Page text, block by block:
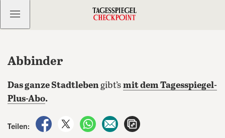
Kostenlos anmelden
Abbinder
Das ganze Stadtlebengibt’s mit dem Tagesspiegel-
Plus-Abo.
Teilen:
auf Facebook teilen
auf X teilenper WhatsApp teilen
per E-Mail teilen